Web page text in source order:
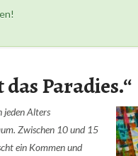
Paradies.“
jeden Alters
Zwischen 10 und 15
ein Kommen und